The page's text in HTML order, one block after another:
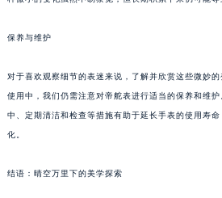
保养与维护
对于喜欢观察细节的表迷来说，了解并欣赏这些微妙
使用中，我们仍需注意对帝舵表进行适当的保养和维
中、定期清洁和检查等措施有助于延长手表的使用寿
化。
结语：晴空万里下的美学探索